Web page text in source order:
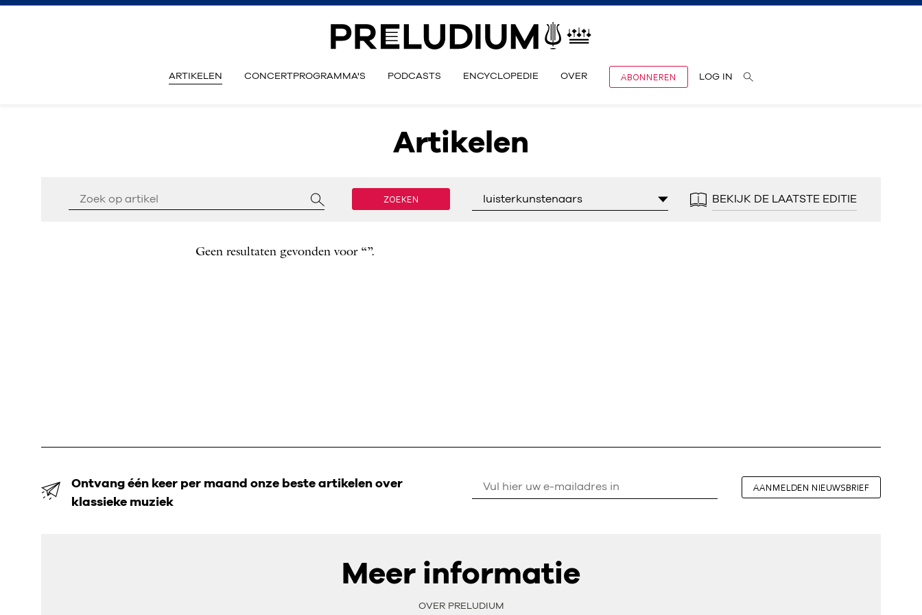
ARTIKELEN CONCERTPROGRAMMA'S PODCASTS ENCYCLOPEDIE OVER ABONNEREN LOG IN
Artikelen
ZOEKEN luisterkunstenaars BEKIJK DE LAATSTE EDITIE
Geen resultaten gevonden voor “”.
Ontvang één keer per maand onze beste artikelen over
klassieke muziek
AANMELDEN NIEUWSBRIEF
Meer informatie
OVER PRELUDIUM